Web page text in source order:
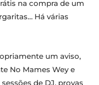
na compra de um
Há várias
um aviso,
No Mames Wey e
de DJ, provas